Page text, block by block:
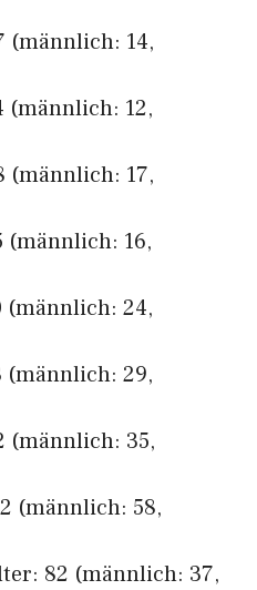
(männlich: 14,
(männlich: 12,
(männlich: 17,
(männlich: 16,
(männlich: 24,
(männlich: 29,
(männlich: 35,
(männlich: 58,
82 (männlich: 37,